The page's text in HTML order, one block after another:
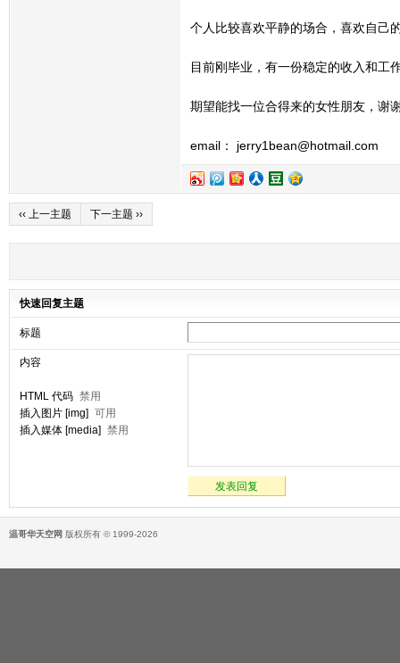
个人比较喜欢平静的场合，喜欢自己
目前刚毕业，有一份稳定的收入和工
期望能找一位合得来的女性朋友，谢
email： jerry1bean@hotmail.com
‹‹ 上一主题 下一主题 ››
快速回复主题
标题
内容
HTML 代码 禁用
插入图片 [img] 可用
插入媒体 [media] 禁用
发表回复
温哥华天空网 版权所有 © 1999-2026